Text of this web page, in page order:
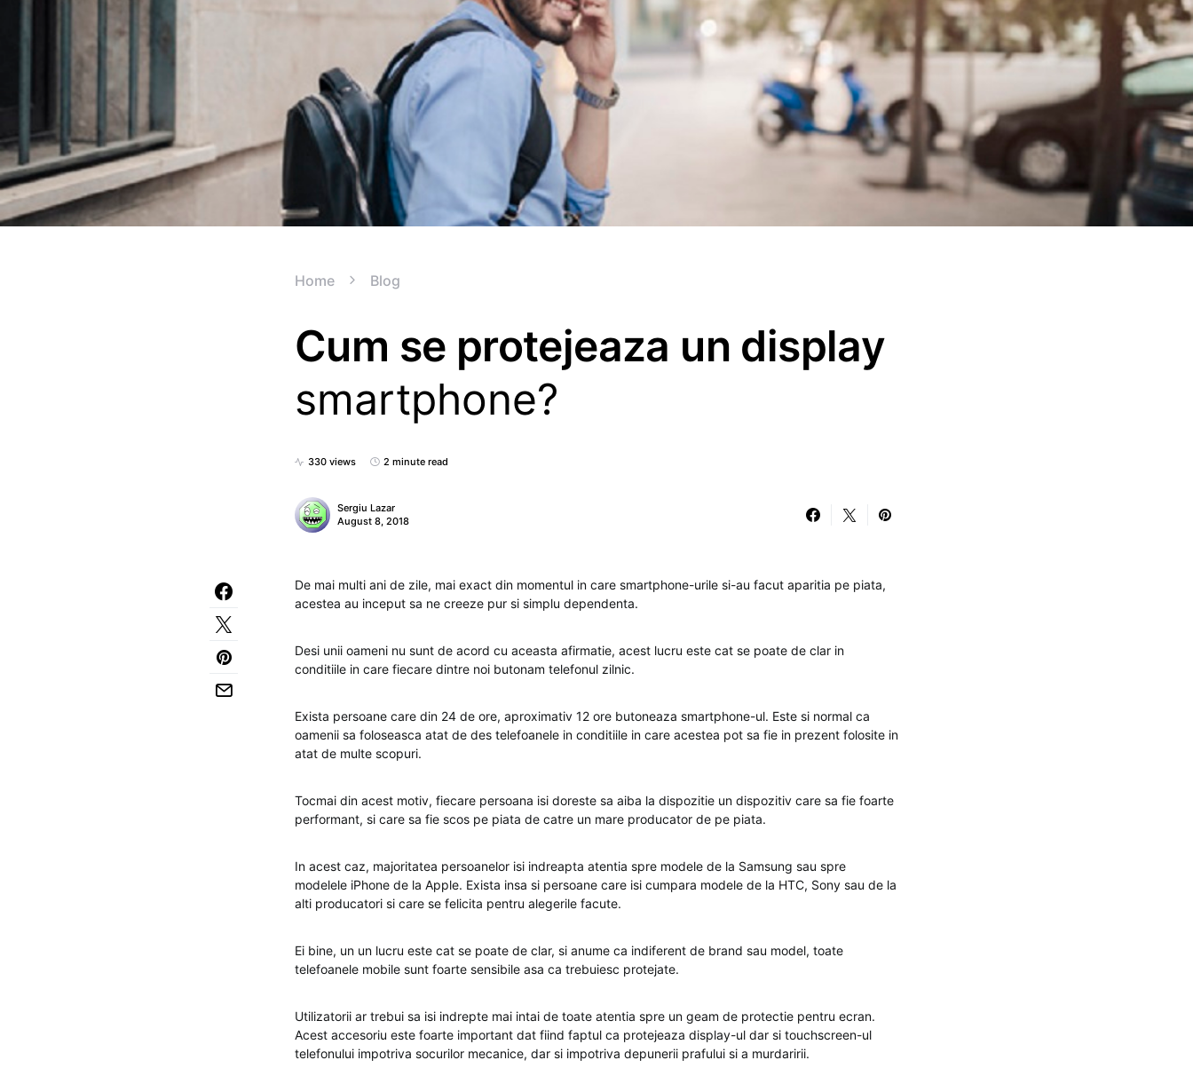
Home Blog
Cum se protejeaza un display
smartphone?
330 views 2 minute read
Sergiu Lazar
August 8, 2018
De mai multi ani de zile, mai exact din momentul in care smartphone-urile si-au facut aparitia pe piata,
acestea au inceput sa ne creeze pur si simplu dependenta.
Desi unii oameni nu sunt de acord cu aceasta afirmatie, acest lucru este cat se poate de clar in
conditiile in care fiecare dintre noi butonam telefonul zilnic.
Exista persoane care din 24 de ore, aproximativ 12 ore butoneaza smartphone-ul. Este si normal ca
oamenii sa foloseasca atat de des telefoanele in conditiile in care acestea pot sa fie in prezent folosite in
atat de multe scopuri.
Tocmai din acest motiv, fiecare persoana isi doreste sa aiba la dispozitie un dispozitiv care sa fie foarte
performant, si care sa fie scos pe piata de catre un mare producator de pe piata.
In acest caz, majoritatea persoanelor isi indreapta atentia spre modele de la Samsung sau spre
modelele iPhone de la Apple. Exista insa si persoane care isi cumpara modele de la HTC, Sony sau de la
alti producatori si care se felicita pentru alegerile facute.
Ei bine, un un lucru este cat se poate de clar, si anume ca indiferent de brand sau model, toate
telefoanele mobile sunt foarte sensibile asa ca trebuiesc protejate.
Utilizatorii ar trebui sa isi indrepte mai intai de toate atentia spre un geam de protectie pentru ecran.
Acest accesoriu este foarte important dat fiind faptul ca protejeaza display-ul dar si touchscreen-ul
telefonului impotriva socurilor mecanice, dar si impotriva depunerii prafului si a murdaririi.